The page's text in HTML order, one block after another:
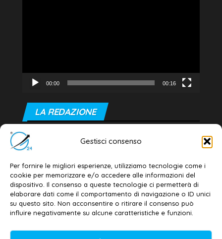
Gestisci consenso
Per fornire le migliori esperienze, utilizziamo tecnologie come i
cookie per memorizzare e/o accedere alle informazioni del
dispositivo. Il consenso a queste tecnologie ci permetterà di
elaborare dati come il comportamento di navigazione o ID unici
su questo sito. Non acconsentire o ritirare il consenso può
influire negativamente su alcune caratteristiche e funzioni.
00:00 00:16
LA REDAZIONE
Editore e direttore responsabile:
Dott. Daniele G. Masciullo
Email: redazione@galatina24.it
Contatti –Disclaimer
Privacy policy –Cookie policy